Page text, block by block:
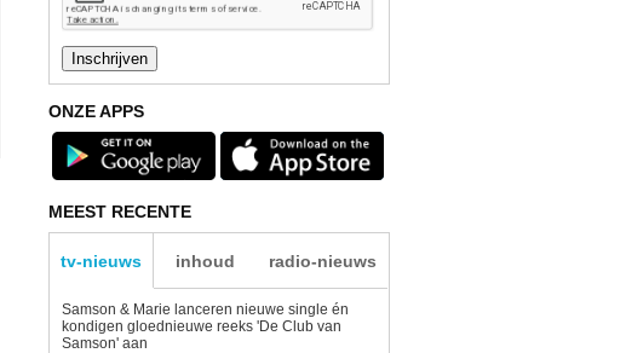
ONZE APPS
MEEST RECENTE
tv-nieuws inhoud radio-nieuws
Samson & Marie lanceren nieuwe single én
kondigen gloednieuwe reeks 'De Club van
Samson' aan